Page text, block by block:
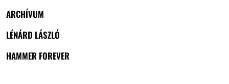
ARCHÍVUM
LÉNÁRD LÁSZLÓ
HAMMER FOREVER